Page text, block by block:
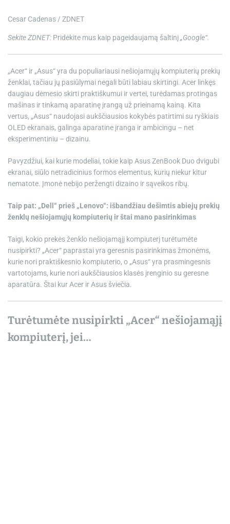
Cesar Cadenas / ZDNET
Sekite ZDNET: Pridėkite mus kaip pageidaujamą šaltinį„Google“.
„Acer“ ir „Asus“ yra du populiariausi nešiojamųjų kompiuterių prekių
ženklai, tačiau jų pasiūlymai negali būti labiau skirtingi. Acer linkęs
daugiau dėmesio skirti praktiškumui ir vertei, turėdamas protingas
mašinas ir tinkamą aparatinę įrangą už prieinamą kainą. Kita
vertus, „Asus“ naudojasi aukščiausios kokybės patirtimi su ryškiais
OLED ekranais, galinga aparatine įranga ir ambicingu – net
eksperimentiniu – dizainu.
Pavyzdžiui, kai kurie modeliai, tokie kaip Asus ZenBook Duo dvigubi
ekranai, siūlo netradicinius formos elementus, kurių niekur kitur
nematote. Įmonė nebijo peržengti dizaino ir sąveikos ribų.
Taip pat: „Dell“ prieš „Lenovo“: išbandžiau dešimtis abiejų prekių
ženklų nešiojamųjų kompiuterių ir štai mano pasirinkimas
Taigi, kokio prekės ženklo nešiojamąjį kompiuterį turėtumėte
nusipirkti? „Acer“ paprastai yra geresnis pasirinkimas žmonėms,
kurie nori praktiškesnio kompiuterio, o „Asus“ yra prasmingesnis
vartotojams, kurie nori aukščiausios klasės įrenginio su geresne
aparatūra. Štai kur Acer ir Asus šviečia.
Turėtumėte nusipirkti „Acer“ nešiojamąjį
kompiuterį, jei…